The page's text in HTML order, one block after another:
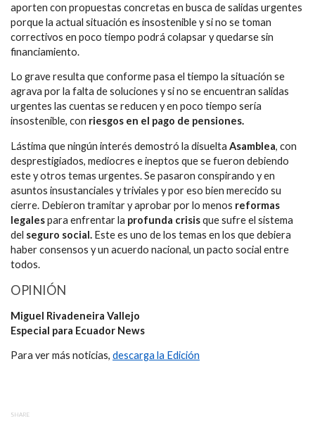
aporten con propuestas concretas en busca de salidas urgentes
porque la actual situación es insostenible y si no se toman
correctivos en poco tiempo podrá colapsar y quedarse sin
financiamiento.
Lo grave resulta que conforme pasa el tiempo la situación se
agrava por la falta de soluciones y si no se encuentran salidas
urgentes las cuentas se reducen y en poco tiempo sería
insostenible, con riesgos en el pago de pensiones.
Lástima que ningún interés demostró la disuelta Asamblea, con
desprestigiados, mediocres e ineptos que se fueron debiendo
este y otros temas urgentes. Se pasaron conspirando y en
asuntos insustanciales y triviales y por eso bien merecido su
cierre. Debieron tramitar y aprobar por lo menos reformas
legalespara enfrentar la profunda crisisque sufre el sistema
del seguro social. Este es uno de los temas en los que debiera
haber consensos y un acuerdo nacional, un pacto social entre
todos.
OPINIÓN
Miguel Rivadeneira Vallejo
Especial para Ecuador News
Para ver más noticias, descarga la Edición
SHARE